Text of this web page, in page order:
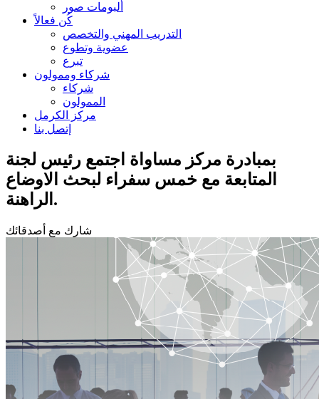
ألبومات صور
كُن فعالاً
التدريب المهني والتخصص
عضوية وتطوع
تبرع
شركاء وممولون
شركاء
الممولون
مركز الكرمل
إتصل بنا
بمبادرة مركز مساواة اجتمع رئيس لجنة
المتابعة مع خمس سفراء لبحث الاوضاع
الراهنة.
شارك مع أصدقائك